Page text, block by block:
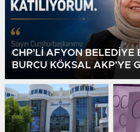
CHP’Lİ AFYON BELEDİYE
BURCU KÖKSAL AKP’YE
BELEDİYEYİ DE